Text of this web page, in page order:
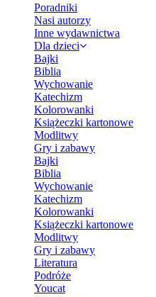
Poradniki
Nasi autorzy
Inne wydawnictwa
Dla dzieci
Bajki
Biblia
Wychowanie
Katechizm
Kolorowanki
Książeczki kartonowe
Modlitwy
Gry i zabawy
Bajki
Biblia
Wychowanie
Katechizm
Kolorowanki
Książeczki kartonowe
Modlitwy
Gry i zabawy
Literatura
Podróże
Youcat